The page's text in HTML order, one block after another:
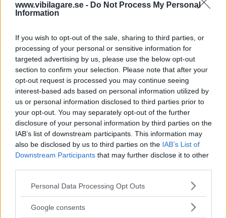
www.vibilagare.se - Do Not Process My Personal
Information
If you wish to opt-out of the sale, sharing to third parties, or
processing of your personal or sensitive information for
targeted advertising by us, please use the below opt-out
section to confirm your selection. Please note that after your
opt-out request is processed you may continue seeing
interest-based ads based on personal information utilized by
us or personal information disclosed to third parties prior to
your opt-out. You may separately opt-out of the further
disclosure of your personal information by third parties on the
IAB’s list of downstream participants. This information may
also be disclosed by us to third parties on the IAB’s List of
Downstream Participants that may further disclose it to other
Please note that this website/app uses one or more Google
not limited to your visit or usage behaviour. You may click to
Personal Data Processing Opt Outs
Google consents
MISSA INTE KOMMANDE ARTIKLAR OM
Få vårt nyhetsbrev utan kostnad